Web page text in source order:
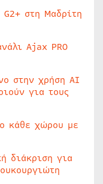
στη Μαδρίτη
Ajax PRO
στην χρήση AI
για τους
κάθε χώρου με
διάκριση για